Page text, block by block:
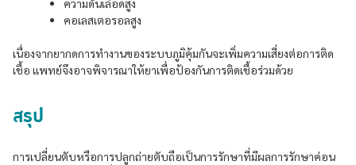
ความดันเลือดสูง
คอเลสเตอรอลสูง
เนื่องจากยากดการทำงานของระบบภูมิคุ้มกันจะเพิ่มความเสี่ยงต่อการติด
เชื้อ แพทย์จึงอาจพิจารณาให้ยาเพื่อป้องกันการติดเชื้อร่วมด้วย
สรุป
การเปลี่ยนตับหรือการปลูกถ่ายตับถือเป็นการรักษาที่มีผลการรักษาค่อน